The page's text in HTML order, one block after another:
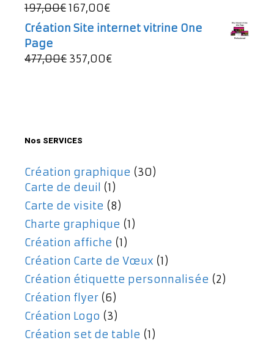
49,00€.
197,00€Le
prix
était :
197,00€.
167,00€Le
prix
est :
Création Site internet vitrine One
Page
477,00€ Le
357,00€Le
Nos SERVICES
Création graphique (30)
Carte de deuil (1)
Carte de visite (8)
Charte graphique (1)
Création affiche (1)
Création Carte de Vœux (1)
Création étiquette personnalisée (2)
Création flyer (6)
Création Logo (3)
Création set de table (1)